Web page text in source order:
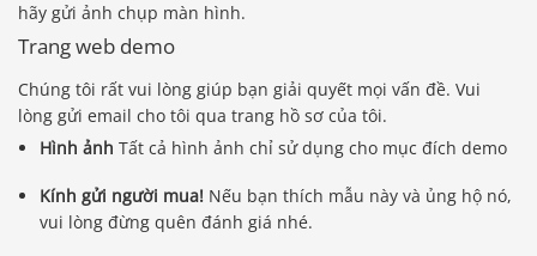
hãy gửi ảnh chụp màn hình.
Trang web demo
Chúng tôi rất vui lòng giúp bạn giải quyết mọi vấn đề. Vui
lòng gửi email cho tôi qua trang hồ sơ của tôi.
Hình ảnh Tất cả hình ảnh chỉ sử dụng cho mục đích demo
Kính gửi người mua! Nếu bạn thích mẫu này và ủng hộ nó,
vui lòng đừng quên đánh giá nhé.